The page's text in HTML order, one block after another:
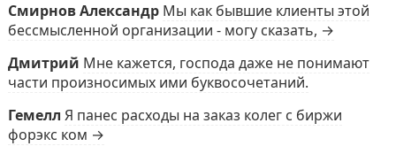
Смирнов Александр Мы как бывшие клиенты этой
бессмысленной организации - могу сказать, →
Дмитрий Мне кажется, господа даже не понимают
части произносимых ими буквосочетаний.
Гемелл Я панес расходы на заказ колег с биржи
форэкс ком →